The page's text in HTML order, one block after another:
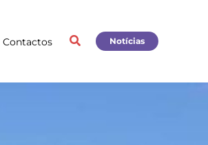
Contactos Notícias